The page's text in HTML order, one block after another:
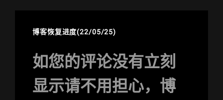
博客恢复进度(22/05/25)
如您的评论没有立刻
显示请不用担心，博